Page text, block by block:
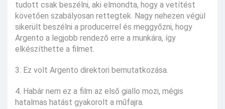
tudott csak beszélni, aki elmondta, hogy a vetítést
követően szabályosan rettegtek. Nagy nehezen végül
sikerült beszélni a producerrel és meggyőzni, hogy
Argento a legjobb rendező erre a munkára, így
elkészíthette a filmet.
3. Ez volt Argento direktori bemutatkozása.
4. Habár nem ez a film az első giallo mozi, mégis
hatalmas hatást gyakorolt a műfajra.